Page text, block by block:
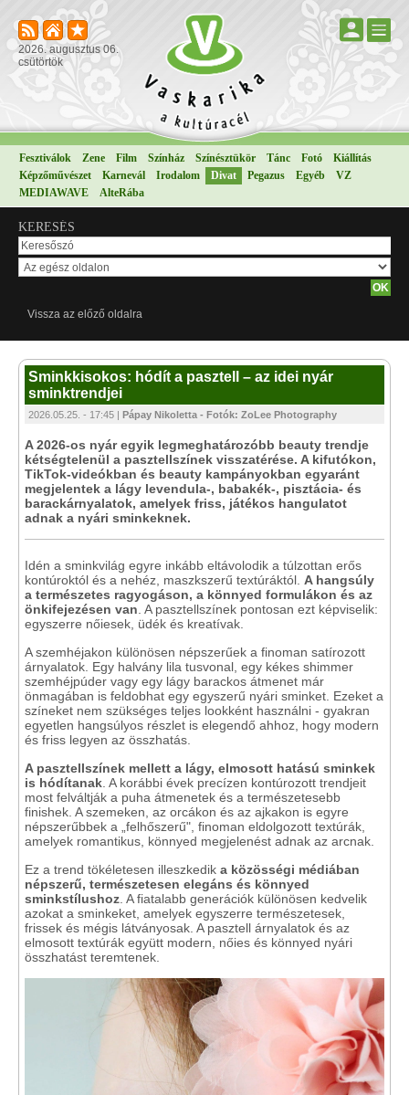
2026. augusztus 06.
csütörtök
Fesztiválok Zene Film Színház Színésztükör Tánc Fotó
Kiállítás
Képzőművészet
Karnevál Irodalom Divat Pegazus Egyéb
VZ
MEDIAWAVE
AlteRába
KERESÉS
Vissza az előző oldalra
Sminkkisokos: hódít a pasztell – az idei nyár
sminktrendjei
2026.05.25. - 17:45 | Pápay Nikoletta - Fotók: ZoLee Photography
A 2026-os nyár egyik legmeghatározóbb beauty trendje
kétségtelenül a pasztellszínek visszatérése. A kifutókon,
TikTok-videókban és beauty kampányokban egyaránt
megjelentek a lágy levendula-, babakék-, pisztácia- és
barackárnyalatok, amelyek friss, játékos hangulatot
adnak a nyári sminkeknek.
Idén a sminkvilág egyre inkább eltávolodik a túlzottan erős
kontúroktól és a nehéz, maszkszerű textúráktól. A hangsúly
a természetes ragyogáson, a könnyed formulákon és az
önkifejezésen van . A pasztellszínek pontosan ezt képviselik:
egyszerre nőiesek, üdék és kreatívak.
A szemhéjakon különösen népszerűek a finoman satírozott
árnyalatok. Egy halvány lila tusvonal, egy kékes shimmer
szemhéjpúder vagy egy lágy barackos átmenet már
önmagában is feldobhat egy egyszerű nyári sminket. Ezeket a
színeket nem szükséges teljes lookként használni - gyakran
egyetlen hangsúlyos részlet is elegendő ahhoz, hogy modern
és friss legyen az összhatás.
A pasztellszínek mellett a lágy, elmosott hatású sminkek
is hódítanak . A korábbi évek precízen kontúrozott trendjeit
most felváltják a puha átmenetek és a természetesebb
finishek. A szemeken, az orcákon és az ajkakon is egyre
népszerűbbek a „felhőszerű", finoman eldolgozott textúrák,
amelyek romantikus, könnyed megjelenést adnak az arcnak.
Ez a trend tökéletesen illeszkedik a közösségi médiában
népszerű, természetesen elegáns és könnyed
sminkstílushoz . A fiatalabb generációk különösen kedvelik
azokat a sminkeket, amelyek egyszerre természetesek,
frissek és mégis látványosak. A pasztell árnyalatok és az
elmosott textúrák együtt modern, nőies és könnyed nyári
összhatást teremtenek.